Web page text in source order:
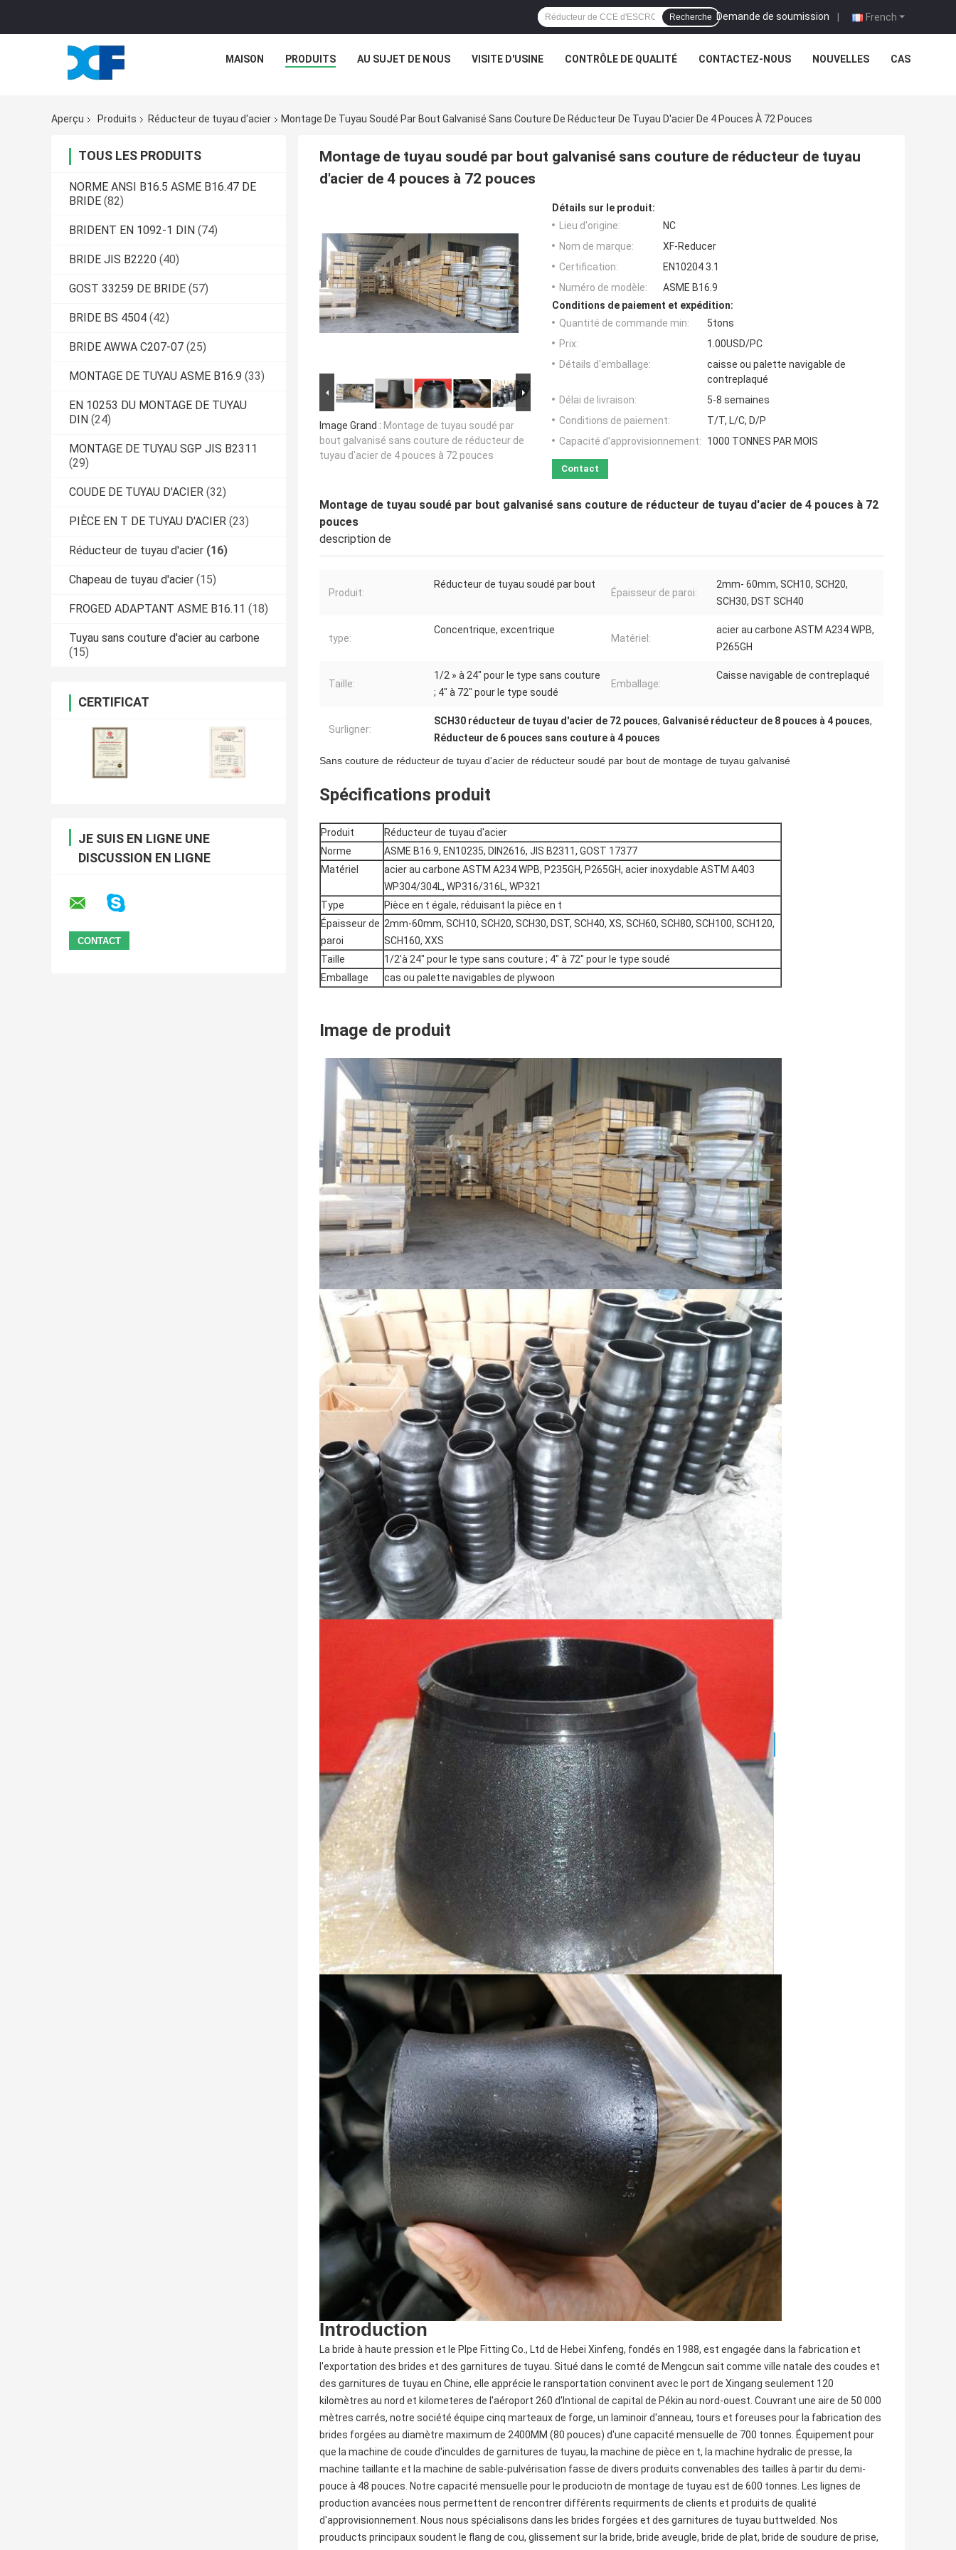
French
Demande de soumission |
Recherche
MAISON PRODUITS AU SUJET DE NOUS VISITE D'USINE CONTRÔLE DE QUALITÉ CONTACTEZ-NOUS NOUVELLES CAS
Aperçu Produits Réducteur de tuyau d'acier Montage De Tuyau Soudé Par Bout Galvanisé Sans Couture De Réducteur De Tuyau D'acier De 4 Pouces À 72 Pouces
TOUS LES PRODUITS
NORME ANSI B16.5 ASME B16.47 DE
BRIDE (82)
BRIDENT EN 1092-1 DIN (74)
BRIDE JIS B2220 (40)
GOST 33259 DE BRIDE (57)
BRIDE BS 4504 (42)
BRIDE AWWA C207-07 (25)
MONTAGE DE TUYAU ASME B16.9 (33)
EN 10253 DU MONTAGE DE TUYAU
DIN (24)
MONTAGE DE TUYAU SGP JIS B2311
(29)
COUDE DE TUYAU D'ACIER (32)
PIÈCE EN T DE TUYAU D'ACIER (23)
Réducteur de tuyau d'acier (16)
Chapeau de tuyau d'acier (15)
FROGED ADAPTANT ASME B16.11 (18)
Tuyau sans couture d'acier au carbone
(15)
CERTIFICAT
JE SUIS EN LIGNE UNE
DISCUSSION EN LIGNE
Montage de tuyau soudé par bout galvanisé sans couture de réducteur de tuyau
d'acier de 4 pouces à 72 pouces
Image Grand : Montage de tuyau soudé par
bout galvanisé sans couture de réducteur de
tuyau d'acier de 4 pouces à 72 pouces
Détails sur le produit:
Lieu d'origine:
NC
Nom de marque:
XF-Reducer
Certification:
EN10204 3.1
Numéro de modèle:
ASME B16.9
Conditions de paiement et expédition:
Quantité de commande min:
5tons
Prix:
1.00USD/PC
Détails d'emballage:
caisse ou palette navigable de
contreplaqué
Délai de livraison:
5-8 semaines
Conditions de paiement:
T/T, L/C, D/P
Capacité d'approvisionnement:
1000 TONNES PAR MOIS
Contact
Montage de tuyau soudé par bout galvanisé sans couture de réducteur de tuyau d'acier de 4 pouces à 72
pouces
description de
Produit:
Réducteur de tuyau soudé par bout
Épaisseur de paroi:
2mm- 60mm, SCH10, SCH20,
SCH30, DST SCH40
type:
Concentrique, excentrique
Matériel:
acier au carbone ASTM A234 WPB,
P265GH
Taille:
1/2 » à 24" pour le type sans couture
; 4" à 72" pour le type soudé
Emballage:
Caisse navigable de contreplaqué
Surligner:
SCH30 réducteur de tuyau d'acier de 72 pouces, Galvanisé réducteur de 8 pouces à 4 pouces,
Réducteur de 6 pouces sans couture à 4 pouces
Sans couture de réducteur de tuyau d'acier de réducteur soudé par bout de montage de tuyau galvanisé
Spécifications produit
Produit
Réducteur de tuyau d'acier
Norme
ASME B16.9, EN10235, DIN2616, JIS B2311, GOST 17377
Matériel
acier au carbone ASTM A234 WPB, P235GH, P265GH, acier inoxydable ASTM A403
WP304/304L, WP316/316L, WP321
Type
Pièce en t égale, réduisant la pièce en t
Épaisseur de
paroi
2mm-60mm, SCH10, SCH20, SCH30, DST, SCH40, XS, SCH60, SCH80, SCH100, SCH120,
SCH160, XXS
Taille
1/2'à 24" pour le type sans couture ; 4" à 72" pour le type soudé
Emballage
cas ou palette navigables de plywoon
Image de produit
Introduction
La bride à haute pression et le PIpe Fitting Co., Ltd de Hebei Xinfeng, fondés en 1988, est engagée dans la fabrication et
l'exportation des brides et des garnitures de tuyau. Situé dans le comté de Mengcun sait comme ville natale des coudes et
des garnitures de tuyau en Chine, elle apprécie le ransportation convinent avec le port de Xingang seulement 120
kilomètres au nord et kilometeres de l'aéroport 260 d'Intional de capital de Pékin au nord-ouest. Couvrant une aire de 50 000
mètres carrés, notre société équipe cinq marteaux de forge, un laminoir d'anneau, tours et foreuses pour la fabrication des
brides forgées au diamètre maximum de 2400MM (80 pouces) d'une capacité mensuelle de 700 tonnes. Équipement pour
que la machine de coude d'inculdes de garnitures de tuyau, la machine de pièce en t, la machine hydralic de presse, la
machine taillante et la machine de sable-pulvérisation fasse de divers produits convenables des tailles à partir du demi-
pouce à 48 pouces. Notre capacité mensuelle pour le produciotn de montage de tuyau est de 600 tonnes. Les lignes de
production avancées nous permettent de rencontrer différents requirments de clients et produits de qualité
d'approvisionnement. Nous nous spécialisons dans les brides forgées et des garnitures de tuyau buttwelded. Nos
prouducts principaux soudent le flang de cou, glissement sur la bride, bride aveugle, bride de plat, bride de soudure de prise,